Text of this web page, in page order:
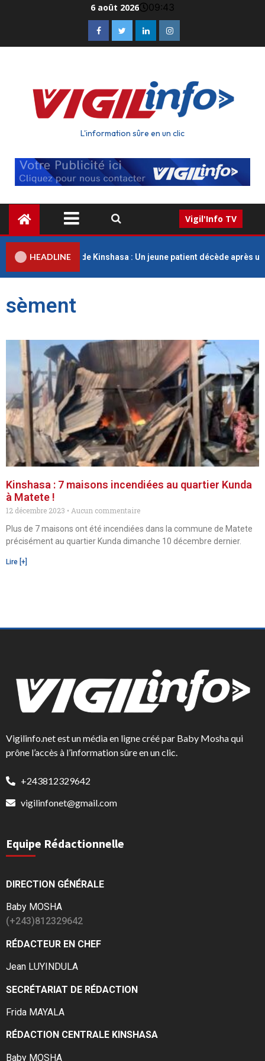
6 août 2026 09:43
L'information sûre en un clic
Vigil'Info TV
HEADLINE
Universitaires de Kinshasa : Un jeune patient décède après un
sèment
Kinshasa : 7 maisons incendiées au quartier Kunda
à Matete !
12 décembre 2023
Aucun commentaire
Plus de 7 maisons ont été incendiées dans la commune de Matete
précisément au quartier Kunda dimanche 10 décembre dernier.
Lire [+]
Vigilinfo.net est un média en ligne créé par Baby Mosha qui
prône l’accès à l’information sûre en un clic.
+243812329642
vigilinfonet@gmail.com
Equipe Rédactionnelle
DIRECTION GÉNÉRALE
Baby MOSHA
(+243)812329642
RÉDACTEUR EN CHEF
Jean LUYINDULA
SECRÉTARIAT DE RÉDACTION
Frida MAYALA
RÉDACTION CENTRALE KINSHASA
Baby MOSHA